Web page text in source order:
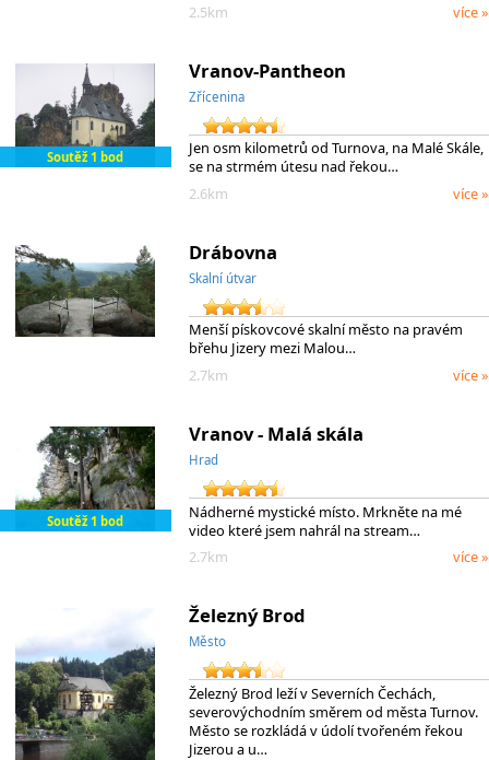
2.5km
více »
Soutěž 1 bod
Vranov-Pantheon
Zřícenina
Jen osm kilometrů od Turnova, na Malé Skále,
se na strmém útesu nad řekou…
2.6km
více »
Drábovna
Skalní útvar
Menší pískovcové skalní město na pravém
břehu Jizery mezi Malou…
2.7km
více »
Soutěž 1 bod
Vranov - Malá skála
Hrad
Nádherné mystické místo. Mrkněte na mé
video které jsem nahrál na stream…
2.7km
více »
Železný Brod
Město
Železný Brod leží v Severních Čechách,
severovýchodním směrem od města Turnov.
Město se rozkládá v údolí tvořeném řekou
Jizerou a u…